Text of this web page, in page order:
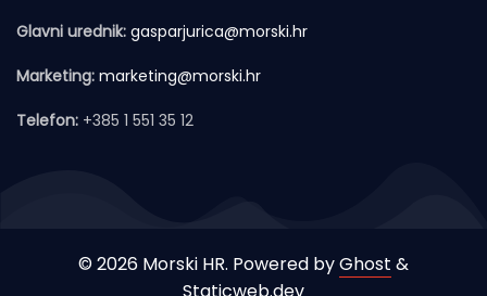
Glavni urednik: gasparjurica@morski.hr
Marketing: marketing@morski.hr
Telefon: +385 1 551 35 12
© 2026 Morski HR. Powered byGhost &